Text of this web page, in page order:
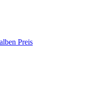
Preis